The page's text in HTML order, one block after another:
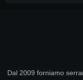
Dal 2009 forniamo